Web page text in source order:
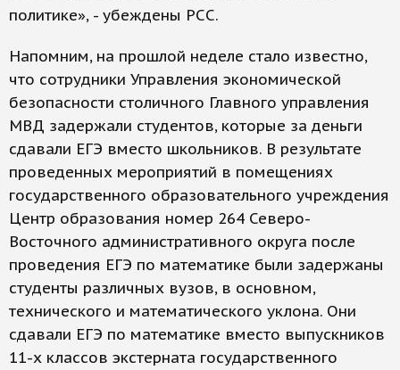
политике», - убеждены РСС.
Напомним, на прошлой неделе стало известно,
что сотрудники Управления экономической
безопасности столичного Главного управления
МВД задержали студентов, которые за деньги
сдавали ЕГЭ вместо школьников. В результате
проведенных мероприятий в помещениях
государственного образовательного учреждения
Центр образования номер 264 Северо-
Восточного административного округа после
проведения ЕГЭ по математике были задержаны
студенты различных вузов, в основном,
технического и математического уклона. Они
сдавали ЕГЭ по математике вместо выпускников
11-х классов экстерната государственного